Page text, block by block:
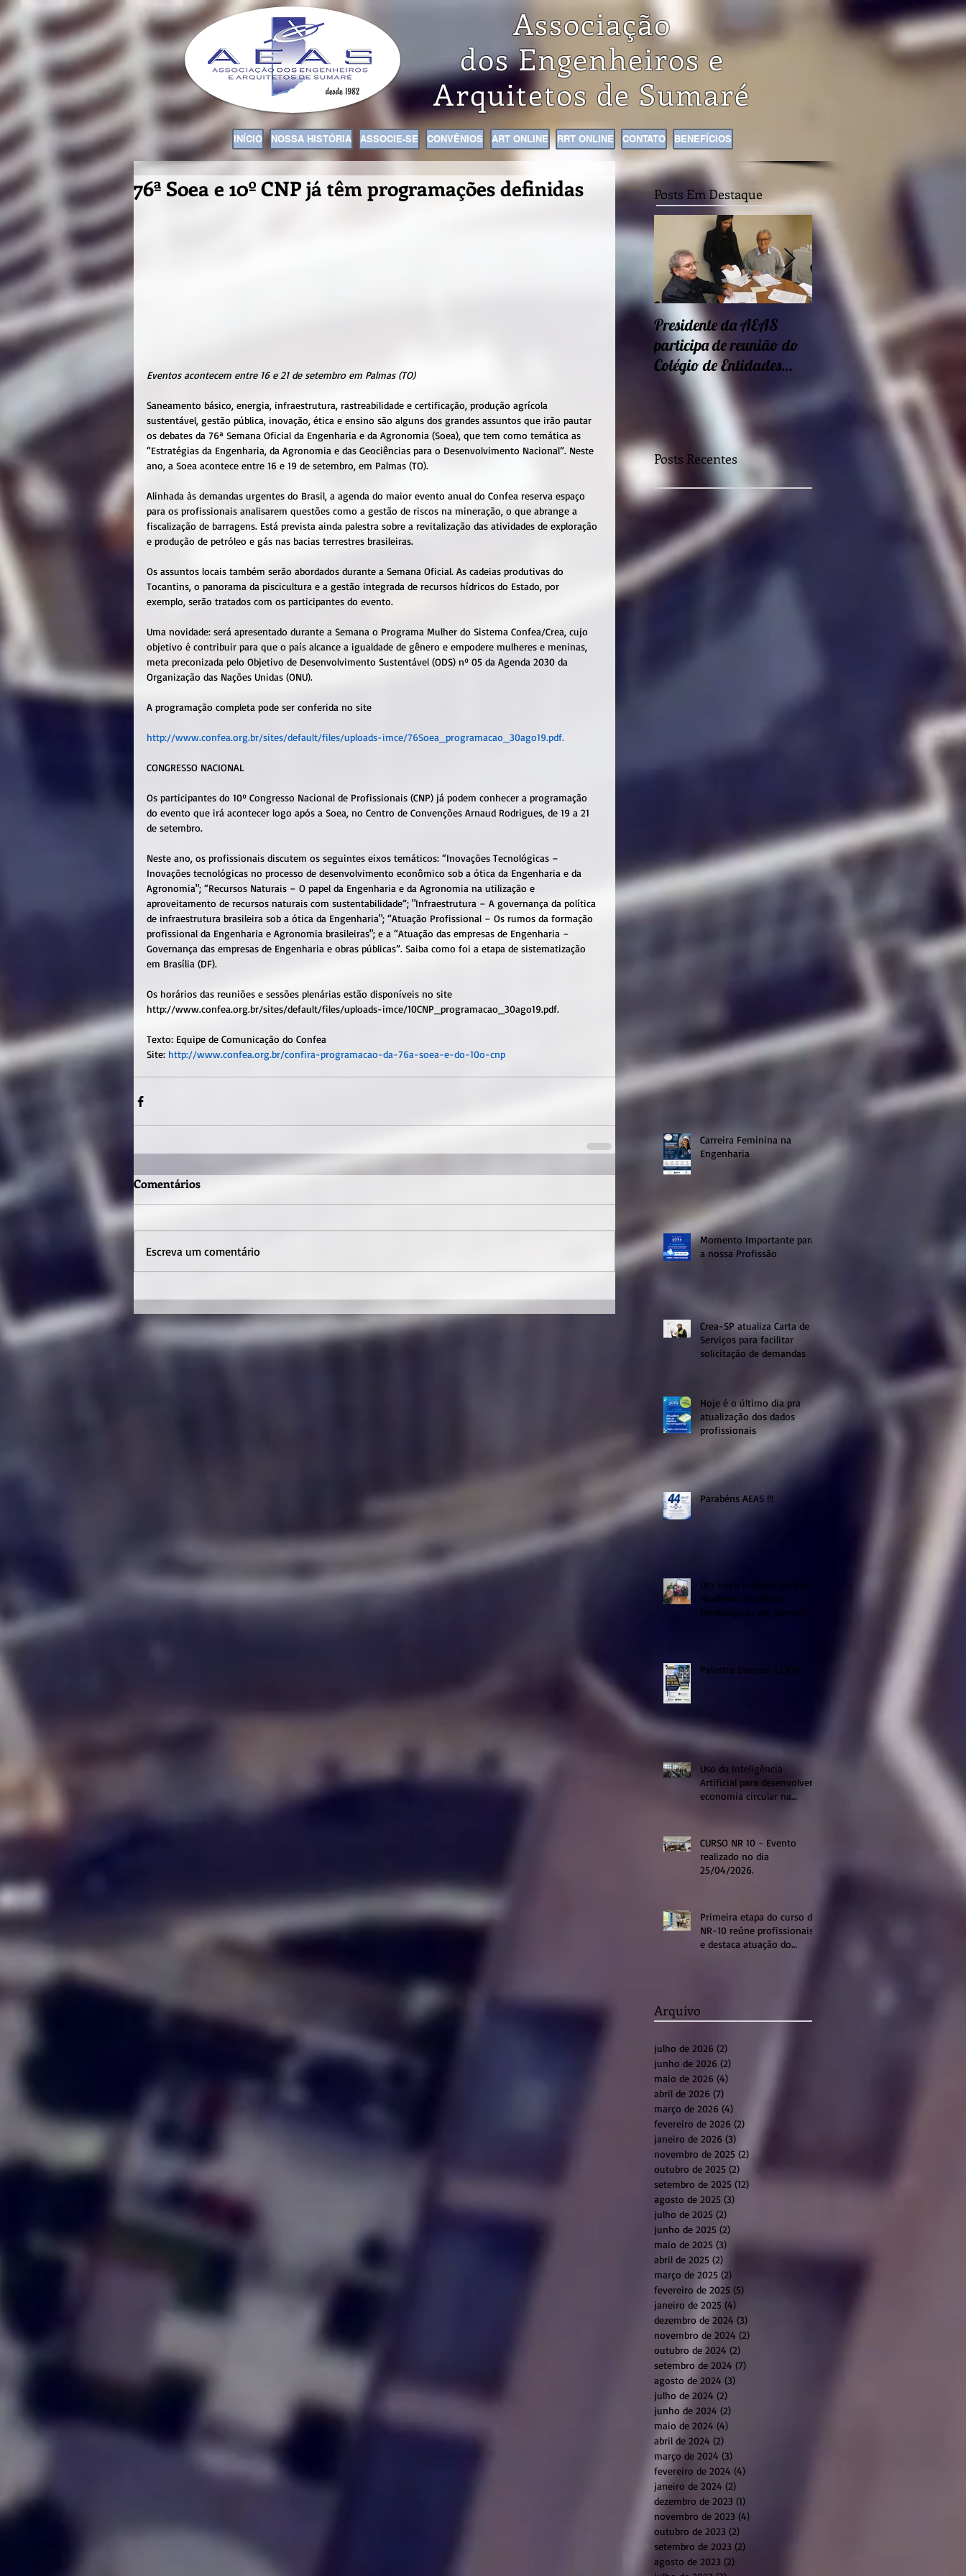
Associação
dos Engenheiros e
Arquitetos de Sumaré
INÍCIO NOSSA HISTÓRIA ASSOCIE-SE CONVÊNIOS ART ONLINE RRT ONLINE CONTATO BENEFÍCIOS
76ª Soea e 10º CNP já têm programações definidas
Eventos acontecem entre 16 e 21 de setembro em Palmas (TO)
Saneamento básico, energia, infraestrutura, rastreabilidade e certificação, produção agrícola
sustentável, gestão pública, inovação, ética e ensino são alguns dos grandes assuntos que irão pautar
os debates da 76ª Semana Oficial da Engenharia e da Agronomia (Soea), que tem como temática as
“Estratégias da Engenharia, da Agronomia e das Geociências para o Desenvolvimento Nacional”. Neste
ano, a Soea acontece entre 16 e 19 de setembro, em Palmas (TO).
Alinhada às demandas urgentes do Brasil, a agenda do maior evento anual do Confea reserva espaço
para os profissionais analisarem questões como a gestão de riscos na mineração, o que abrange a
fiscalização de barragens. Está prevista ainda palestra sobre a revitalização das atividades de exploração
e produção de petróleo e gás nas bacias terrestres brasileiras.
Os assuntos locais também serão abordados durante a Semana Oficial. As cadeias produtivas do
Tocantins, o panorama da piscicultura e a gestão integrada de recursos hídricos do Estado, por
exemplo, serão tratados com os participantes do evento.
Uma novidade: será apresentado durante a Semana o Programa Mulher do Sistema Confea/Crea, cujo
objetivo é contribuir para que o país alcance a igualdade de gênero e empodere mulheres e meninas,
meta preconizada pelo Objetivo de Desenvolvimento Sustentável (ODS) nº 05 da Agenda 2030 da
Organização das Nações Unidas (ONU).
A programação completa pode ser conferida no site
http://www.confea.org.br/sites/default/files/uploads-imce/76Soea_programacao_30ago19.pdf.
CONGRESSO NACIONAL
Os participantes do 10º Congresso Nacional de Profissionais (CNP) já podem conhecer a programação
do evento que irá acontecer logo após a Soea, no Centro de Convenções Arnaud Rodrigues, de 19 a 21
de setembro.
Neste ano, os profissionais discutem os seguintes eixos temáticos: “Inovações Tecnológicas –
Inovações tecnológicas no processo de desenvolvimento econômico sob a ótica da Engenharia e da
Agronomia"; “Recursos Naturais – O papel da Engenharia e da Agronomia na utilização e
aproveitamento de recursos naturais com sustentabilidade”; "Infraestrutura – A governança da política
de infraestrutura brasileira sob a ótica da Engenharia"; “Atuação Profissional – Os rumos da formação
profissional da Engenharia e Agronomia brasileiras"; e a “Atuação das empresas de Engenharia –
Governança das empresas de Engenharia e obras públicas”. Saiba como foi a etapa de sistematização
em Brasília (DF).
Os horários das reuniões e sessões plenárias estão disponíveis no site
http://www.confea.org.br/sites/default/files/uploads-imce/10CNP_programacao_30ago19.pdf.
Texto: Equipe de Comunicação do Confea
Site: http://www.confea.org.br/confira-programacao-da-76a-soea-e-do-10o-cnp
Comentários
Escreva um comentário
Posts Em Destaque
Presidente da AEAS
participa de reunião do
Colégio de Entidades
Regionais
Encontros sobre Eficiência
energética e
sustentabilidade seguem
nessa semana
Posts Recentes
Carreira Feminina na
Engenharia
Momento Importante para
a nossa Profissão
Crea-SP atualiza Carta de
Serviços para facilitar
solicitação de demandas
Hoje é o último dia pra
atualização dos dados
profissionais
Parabéns AEAS !!!
Um novo capítulo para as
mulheres das áreas
tecnológicas em Sumaré!
Palestra Decreto 13.106
Uso da Inteligência
Artificial para desenvolver a
economia circular na
CURSO NR 10 - Evento
realizado no dia
25/04/2026.
Primeira etapa do curso de
NR-10 reúne profissionais
e destaca atuação do
Arquivo
julho de 2026 (2)
junho de 2026 (2)
maio de 2026 (4)
abril de 2026 (7)
março de 2026 (4)
fevereiro de 2026 (2)
janeiro de 2026 (3)
novembro de 2025 (2)
outubro de 2025 (2)
setembro de 2025 (12)
agosto de 2025 (3)
julho de 2025 (2)
junho de 2025 (2)
maio de 2025 (3)
abril de 2025 (2)
março de 2025 (2)
fevereiro de 2025 (5)
janeiro de 2025 (4)
dezembro de 2024 (3)
novembro de 2024 (2)
outubro de 2024 (2)
setembro de 2024 (7)
agosto de 2024 (3)
julho de 2024 (2)
junho de 2024 (2)
maio de 2024 (4)
abril de 2024 (2)
março de 2024 (3)
fevereiro de 2024 (4)
janeiro de 2024 (2)
dezembro de 2023 (1)
novembro de 2023 (4)
outubro de 2023 (2)
setembro de 2023 (2)
agosto de 2023 (2)